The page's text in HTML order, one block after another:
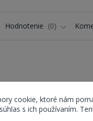
Hodnotenie 0
šaty je ideálnym
cookie, ktoré nám
s ich používaním.